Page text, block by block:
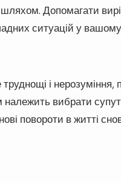
Допомагати
ситуацій у вашому
і нерозуміння,
вибрати
повороти в житті